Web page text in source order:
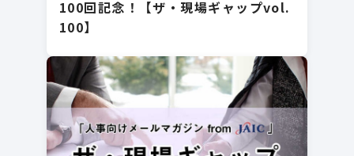
100回記念！【ザ・現場ギャップvol.
100】